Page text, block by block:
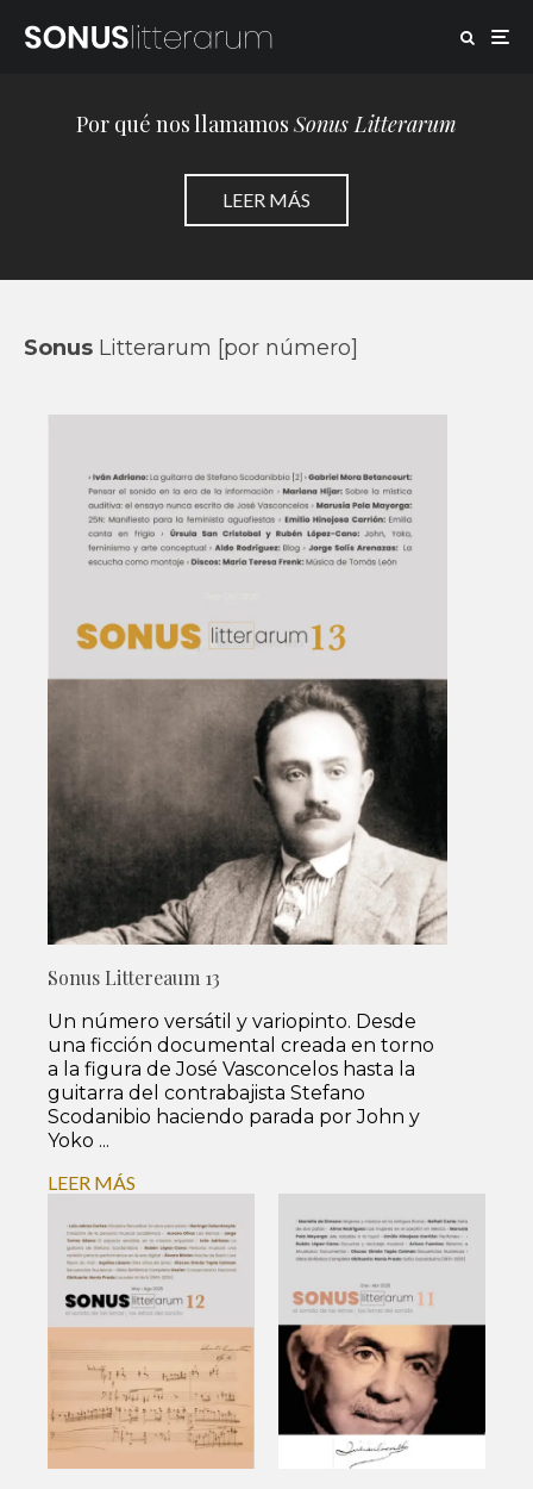
Por qué nos llamamosSonus Litterarum
LEER MÁS
Sonus Litterarum [por número]
Sonus Littereaum 13
Un número versátil y variopinto. Desde
una ficción documental creada en torno
a la figura de José Vasconcelos hasta la
guitarra del contrabajista Stefano
Scodanibio haciendo parada por John y
Yoko ...
LEER MÁS